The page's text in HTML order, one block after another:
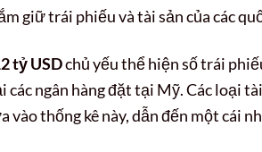
giữ trái phiếu và tài sản của các
tỷ USDchủ yếu thể hiện số trái
các ngân hàng đặt tại Mỹ. Các loại
vào thống kê này, dẫn đến một cái